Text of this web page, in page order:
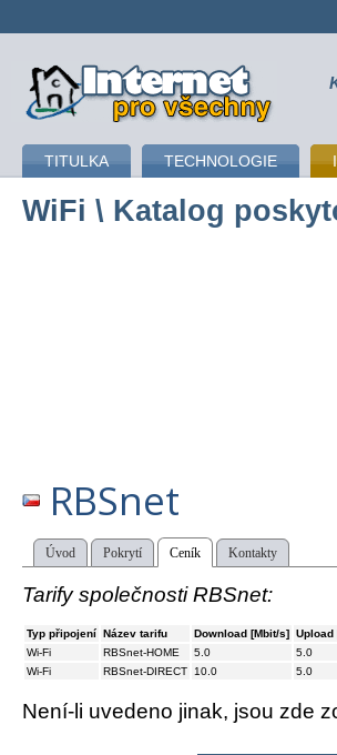
připojení k internetu
TITULKA TECHNOLOGIE
WiFi \ Katalog
RBSnet
Úvod Pokrytí Ceník Kontakty
Tarify společnosti RBSnet:
Typ připojení Název tarifu Download [Mbit/s] Upload
Wi-Fi
RBSnet-HOME 5.0 5.0
Wi-Fi
RBSnet-DIRECT 10.0 5.0
Není-li uvedeno jinak, jsou zde